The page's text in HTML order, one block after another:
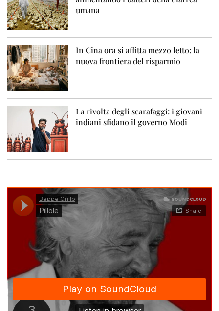
umana
In Cina ora si affitta mezzo letto: la
nuova frontiera del risparmio
La rivolta degli scarafaggi: i giovani
indiani sfidano il governo Modi